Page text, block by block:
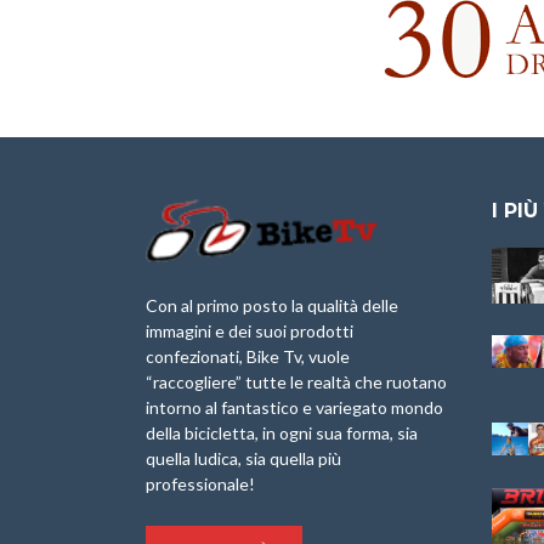
Con al primo posto la qualità delle
immagini e dei suoi prodotti
confezionati, Bike Tv, vuole
“raccogliere” tutte le realtà che ruotano
intorno al fantastico e variegato mondo
della bicicletta, in ogni sua forma, sia
quella ludica, sia quella più
professionale!
I PIÙ
Briko Torino – 11
Maggio 2025 – r
Giancarlo Brocci
Marathon 2025”
Borghi&Castelli” –
Anteprima
1a Edizione
Granfondo